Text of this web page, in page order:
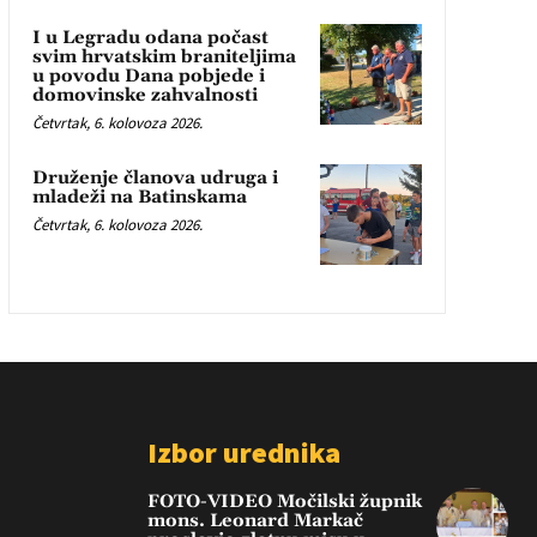
I u Legradu odana počast
svim hrvatskim braniteljima
u povodu Dana pobjede i
domovinske zahvalnosti
Četvrtak, 6. kolovoza 2026.
Druženje članova udruga i
mladeži na Batinskama
Četvrtak, 6. kolovoza 2026.
Izbor urednika
FOTO-VIDEO Močilski župnik
mons. Leonard Markač